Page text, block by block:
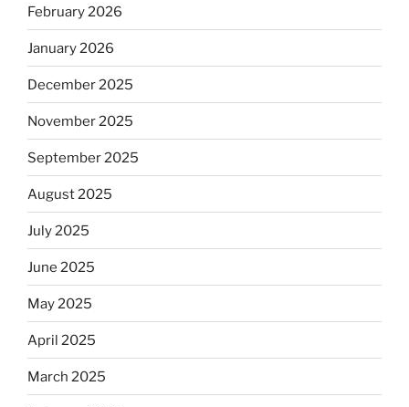
February 2026
January 2026
December 2025
November 2025
September 2025
August 2025
July 2025
June 2025
May 2025
April 2025
March 2025